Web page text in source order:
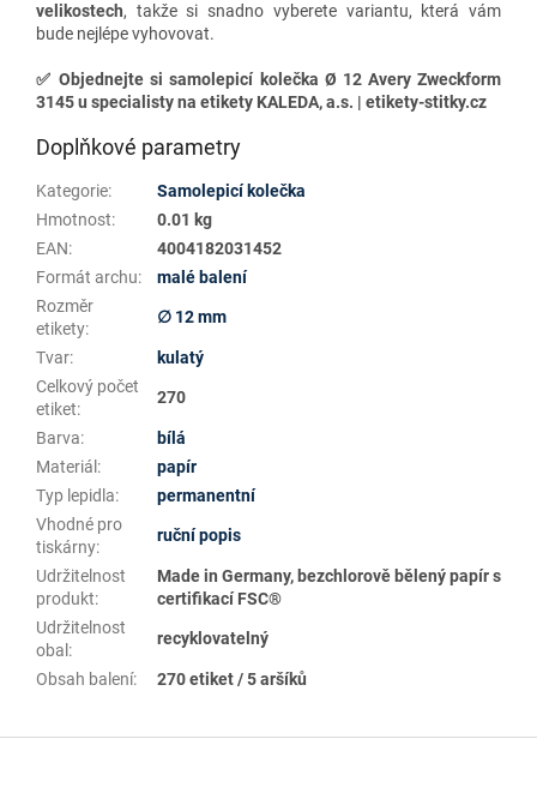
velikostech, takže si snadno vyberete variantu, která vám
bude nejlépe vyhovovat.
✅Objednejte si samolepicí kolečka Ø 12 Avery Zweckform
3145 u specialisty na etikety KALEDA, a.s. | etikety-stitky.cz
Doplňkové parametry
Kategorie:
Samolepicí kolečka
Hmotnost:
0.01 kg
EAN:
4004182031452
Formát archu:
malé balení
Rozměr
etikety:
∅ 12 mm
Tvar:
kulatý
Celkový počet
etiket:
270
Barva:
bílá
Materiál :
papír
Typ lepidla:
permanentní
Vhodné pro
tiskárny:
ruční popis
Udržitelnost
produkt:
Made in Germany, bezchlorově bělený papír s
certifikací FSC®
Udržitelnost
obal :
recyklovatelný
Obsah balení: 270 etiket / 5 aršíků